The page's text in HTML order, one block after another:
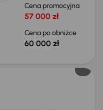
Cena promocyjna
57 000 zł
Cena po obniżce
60 000 zł